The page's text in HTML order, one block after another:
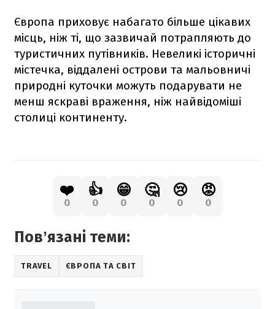
Європа приховує набагато більше цікавих
місць, ніж ті, що зазвичай потрапляють до
туристичних путівників. Невеликі історичні
містечка, віддалені острови та мальовничі
природні куточки можуть подарувати не
менш яскраві враження, ніж найвідоміші
столиці континенту.
❤️
0
👍
0
😁
0
🤔
0
😢
0
😡
0
Повʼязані теми:
TRAVEL ЄВРОПА ТА СВІТ